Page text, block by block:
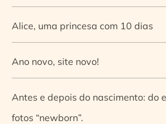
Alice, uma princesa com 10 dias
Ano novo, site novo!
Antes e depois do nascimento: do
fotos “newborn”.